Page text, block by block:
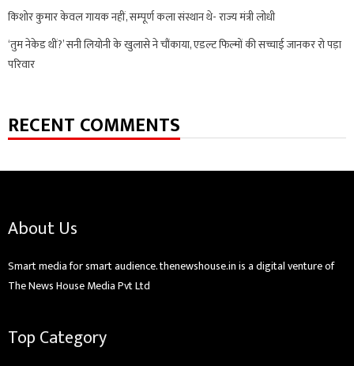
किशोर कुमार केवल गायक नहीं, सम्पूर्ण कला संस्थान थे- राज्य मंत्री लोधी
‘तुम नेकेड थीं?’ सनी लियोनी के खुलासे ने चौंकाया, एडल्ट फिल्मों की सच्चाई जानकर रो पड़ा
परिवार
RECENT COMMENTS
About Us
Smart media for smart audience. thenewshouse.in is a digital venture of
The News House Media Pvt Ltd
Top Category